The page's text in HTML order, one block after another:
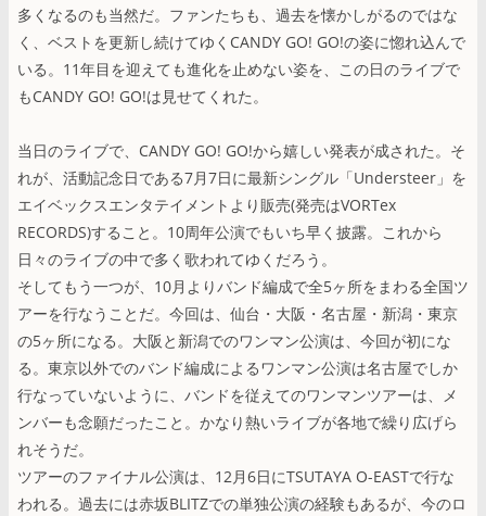
多くなるのも当然だ。ファンたちも、過去を懐かしがるのではな
く、ベストを更新し続けてゆくCANDY GO! GO!の姿に惚れ込んで
いる。11年目を迎えても進化を止めない姿を、この日のライブで
もCANDY GO! GO!は見せてくれた。
当日のライブで、CANDY GO! GO!から嬉しい発表が成された。そ
れが、活動記念日である7月7日に最新シングル「Understeer」を
エイベックスエンタテイメントより販売(発売はVORTex
RECORDS)すること。10周年公演でもいち早く披露。これから
日々のライブの中で多く歌われてゆくだろう。
そしてもう一つが、10月よりバンド編成で全5ヶ所をまわる全国ツ
アーを行なうことだ。今回は、仙台・大阪・名古屋・新潟・東京
の5ヶ所になる。大阪と新潟でのワンマン公演は、今回が初にな
る。東京以外でのバンド編成によるワンマン公演は名古屋でしか
行なっていないように、バンドを従えてのワンマンツアーは、メ
ンバーも念願だったこと。かなり熱いライブが各地で繰り広げら
れそうだ。
ツアーのファイナル公演は、12月6日にTSUTAYA O-EASTで行な
われる。過去には赤坂BLITZでの単独公演の経験もあるが、今のロ